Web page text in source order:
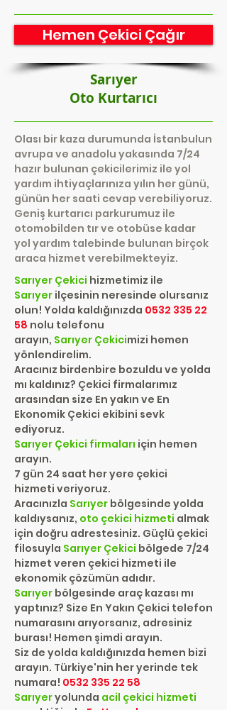
Hemen Çekici Çağır
Sarıyer
Oto Kurtarıcı
Olası bir kaza durumunda İstanbulun
avrupa ve anadolu yakasında 7/24
hazır bulunan çekicilerimiz ile yol
yardım ihtiyaçlarınıza yılın her günü,
günün her saati cevap verebiliyoruz.
Geniş kurtarıcı parkurumuz ile
otomobilden tır ve otobüse kadar
yol yardım talebinde bulunan birçok
araca hizmet verebilmekteyiz.
Sarıyer Çekici hizmetimiz ile
Sarıyer ilçesinin neresinde olursanız
olun! Yolda kaldığınızda 0532 335 22
58 nolu telefonu
arayın, Sarıyer Çekicimizi hemen
yönlendirelim.
Aracınız birdenbire bozuldu ve yolda
mı kaldınız? Çekici firmalarımız
arasından size En yakın ve En
Ekonomik Çekici ekibini sevk
ediyoruz.
Sarıyer Çekici firmaları için hemen
arayın.
7 gün 24 saat her yere çekici
hizmeti veriyoruz.
Aracınızla Sarıyer bölgesinde yolda
kaldıysanız, oto çekici hizmeti almak
için doğru adrestesiniz. Güçlü çekici
filosuyla Sarıyer Çekici bölgede 7/24
hizmet veren çekici hizmeti ile
ekonomik çözümün adıdır.
Sarıyer bölgesinde araç kazası mı
yaptınız? Size En Yakın Çekici telefon
numarasını arıyorsanız, adresiniz
burası! Hemen şimdi arayın.
Siz de yolda kaldığınızda hemen bizi
arayın. Türkiye'nin her yerinde tek
numara! 0532 335 22 58
Sarıyeryolunda acil çekici hizmeti